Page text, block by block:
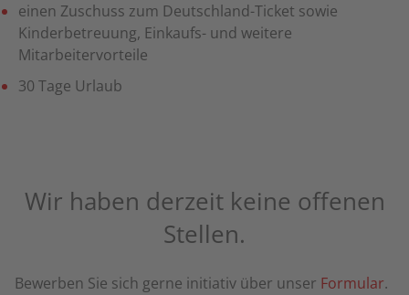
einen Zuschuss zum Deutschland-Ticket sowie
Kinderbetreuung, Einkaufs- und weitere
Mitarbeitervorteile
30 Tage Urlaub
Wir haben derzeit keine offenen
Stellen.
Bewerben Sie sich gerne initiativ über unser Formular.